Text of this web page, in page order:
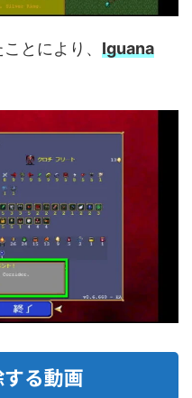
とにより、 Iguana
る動画